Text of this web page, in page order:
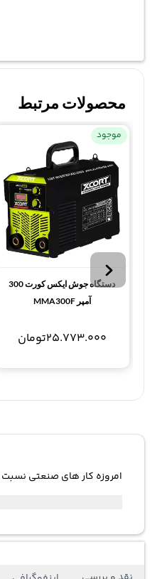
محصولات مرتبط
موجود
دستگاه جوش ایکس کورت 300
آمپر MMA300F
25.773.000تومان
امروزه کار های صنعتی نسبت